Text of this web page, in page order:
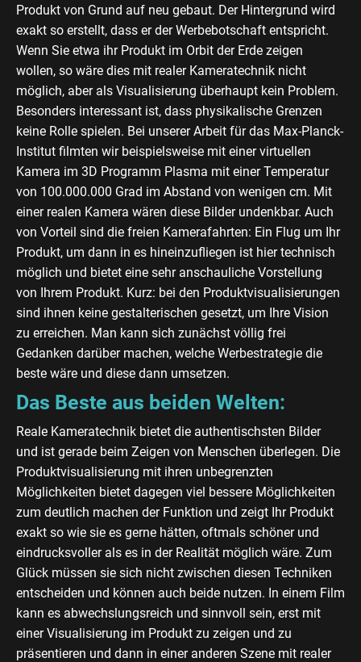
Produkt von Grund auf neu gebaut. Der Hintergrund wird
exakt so erstellt, dass er der Werbebotschaft entspricht.
Wenn Sie etwa ihr Produkt im Orbit der Erde zeigen
wollen, so wäre dies mit realer Kameratechnik nicht
möglich, aber als Visualisierung überhaupt kein Problem.
Besonders interessant ist, dass physikalische Grenzen
keine Rolle spielen. Bei unserer Arbeit für das Max-Planck-
Institut filmten wir beispielsweise mit einer virtuellen
Kamera im 3D Programm Plasma mit einer Temperatur
von 100.000.000 Grad im Abstand von wenigen cm. Mit
einer realen Kamera wären diese Bilder undenkbar. Auch
von Vorteil sind die freien Kamerafahrten: Ein Flug um Ihr
Produkt, um dann in es hineinzufliegen ist hier technisch
möglich und bietet eine sehr anschauliche Vorstellung
von Ihrem Produkt. Kurz: bei den Produktvisualisierungen
sind ihnen keine gestalterischen gesetzt, um Ihre Vision
zu erreichen. Man kann sich zunächst völlig frei
Gedanken darüber machen, welche Werbestrategie die
beste wäre und diese dann umsetzen.
Das Beste aus beiden Welten:
Reale Kameratechnik bietet die authentischsten Bilder
und ist gerade beim Zeigen von Menschen überlegen. Die
Produktvisualisierung mit ihren unbegrenzten
Möglichkeiten bietet dagegen viel bessere Möglichkeiten
zum deutlich machen der Funktion und zeigt Ihr Produkt
exakt so wie sie es gerne hätten, oftmals schöner und
eindrucksvoller als es in der Realität möglich wäre. Zum
Glück müssen sie sich nicht zwischen diesen Techniken
entscheiden und können auch beide nutzen. In einem Film
kann es abwechslungsreich und sinnvoll sein, erst mit
einer Visualisierung im Produkt zu zeigen und zu
präsentieren und dann in einer anderen Szene mit realer